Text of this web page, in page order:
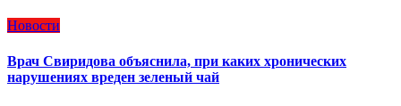
Новости
Врач Свиридова объяснила, при каких хронических
нарушениях вреден зеленый чай